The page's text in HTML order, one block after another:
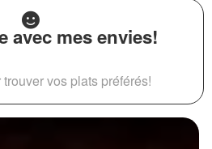
avec mes envies!
vos plats préférés!